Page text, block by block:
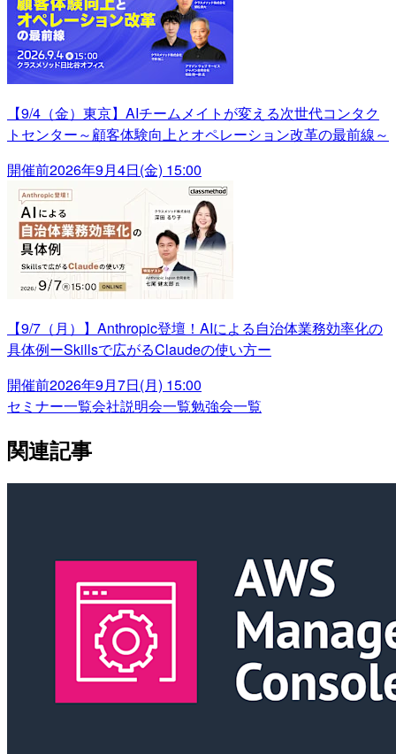
【9/4（金）東京】AIチームメイトが変える次世代コンタク
トセンター～顧客体験向上とオペレーション改革の最前線～
開催前2026年9月4日(金) 15:00
【9/7（月）】Anthropic登壇！AIによる自治体業務効率化の
具体例ーSkillsで広がるClaudeの使い方ー
開催前2026年9月7日(月) 15:00
セミナー一覧会社説明会一覧勉強会一覧
関連記事